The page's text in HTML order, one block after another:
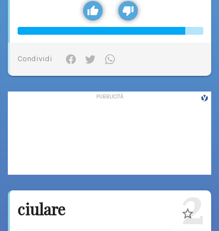
Condividi
ciulare 2